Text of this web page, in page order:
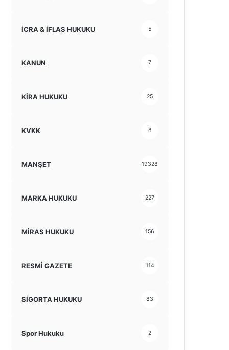
İCRA & İFLAS HUKUKU 5
KANUN 7
KİRA HUKUKU 25
KVKK 8
MANŞET 19328
MARKA HUKUKU 227
MİRAS HUKUKU 156
RESMİ GAZETE 114
SİGORTA HUKUKU 83
Spor Hukuku 2